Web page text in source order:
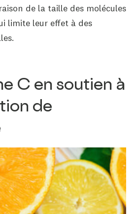
de la taille des molécules
limite leur effet à des
C en soutien à
de